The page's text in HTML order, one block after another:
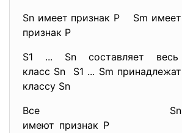
Sn имеет признак Р Sm имеет
признак Р
S1 ... Sn составляет весь
класс Sn S1 ... Sm принадлежат
классу Sn
Все Sn
имеют признак Р